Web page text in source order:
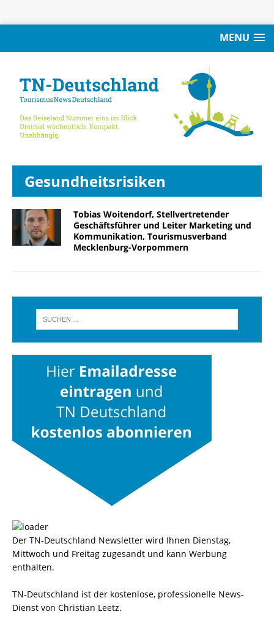
MENU
Gesundheitsrisiken
Tobias Woitendorf, Stellvertretender
Geschäftsführer und Leiter Marketing und
Kommunikation, Tourismusverband
Mecklenburg-Vorpommern
Der TN-Deutschland Newsletter wird Ihnen Dienstag,
Mittwoch und Freitag zugesandt und kann Werbung
enthalten.
TN-Deutschland ist der kostenlose, professionelle News-
Dienst von Christian Leetz.